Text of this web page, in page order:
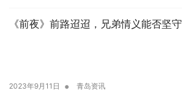
《前夜》前路迢迢，兄弟情义能否坚守
2023年9月11日 • 青岛资讯